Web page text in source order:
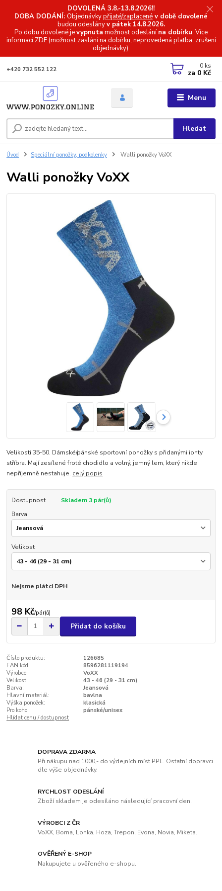
DOVOLENÁ 3.8.-13.8.2026!!
DOBA DODÁNÍ: Objednávkypřijaté/zaplacené v době dovolené
budou odeslányv pátek 14.8.2026.
Po dobu dovolené jevypnuta možnost odeslánína dobírku. Více
informacíZDE (možnost zaslání na dobírku, neprovedená platba, zrušení
objednávky).
Menu
Hledat
+420 732 552 122 0 ks
za 0 Kč
Úvod Speciální ponožky, podkolenky Walli ponožky VoXX
Walli ponožky VoXX
Velikosti 35-50. Dámské/pánské sportovní ponožky s přidanými ionty
stříbra. Mají zesílené froté chodidlo a volný, jemný lem, který nikde
nepříjemně nestahuje. celý popis
Dostupnost
Skladem 3 pár(ů)
Barva
Velikost
Nejsme plátci DPH
98 Kč/pár(ů)
Přidat do košíku
Číslo produktu:
126685
EAN kód:
8596281119194
Výrobce:
VoXX
Velikost:
43 - 46 (29 - 31 cm)
Barva:
Jeansová
Hlavní materiál:
bavlna
Výška ponožek:
klasická
Pro koho:
pánské/unisex
Hlídat cenu / dostupnost
DOPRAVA ZDARMA
Při nákupu nad 1000,- do výdejních míst PPL. Ostatní dopravci
dle výše objednávky.
RYCHLOST ODESLÁNÍ
Zboží skladem je odesíláno následující pracovní den.
VÝROBCI Z ČR
VoXX, Boma, Lonka, Hoza, Trepon, Evona, Novia, Miketa.
OVĚŘENÝ E-SHOP
Nakupujete u ověřeného e-shopu.